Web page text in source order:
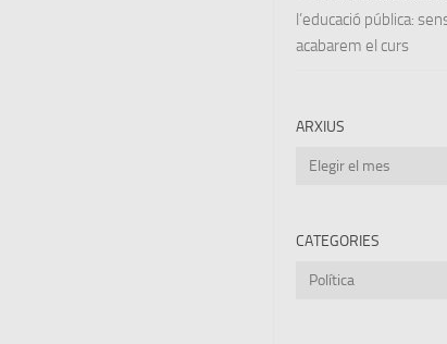
l’educació pública:
acabarem el curs
ARXIUS
Arxius
CATEGORIES
Categories